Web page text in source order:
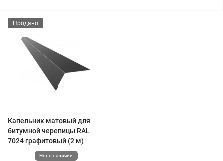
Продано
Капельник матовый для
битумной черепицы RAL
7024 графитовый (2 м)
Нет в наличии